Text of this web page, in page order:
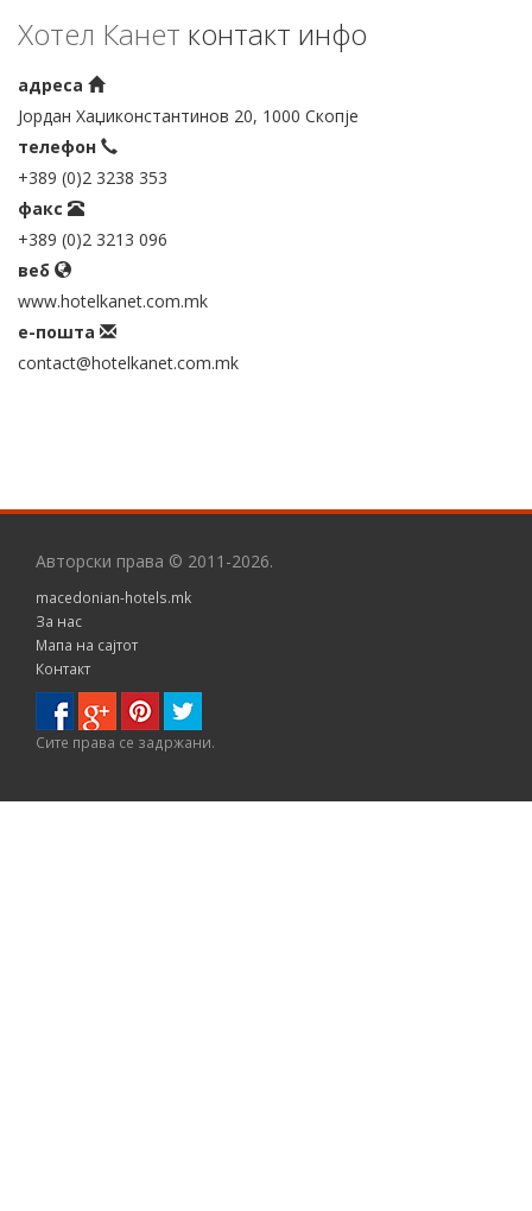
Хотел Канет контакт инфо
адреса
Јордан Хаџиконстантинов 20, 1000 Скопје
телефон
+389 (0)2 3238 353
факс
+389 (0)2 3213 096
веб
www.hotelkanet.com.mk
е-пошта
contact@hotelkanet.com.mk
Авторски права © 2011-2026.
macedonian-hotels.mk
За нас
Мапа на сајтот
Контакт
Сите правa се задржани.